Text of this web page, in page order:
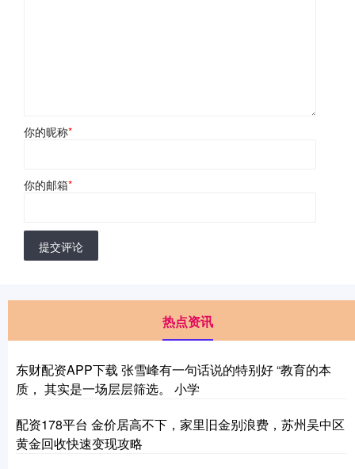
你的昵称*
你的邮箱*
提交评论
热点资讯
东财配资APP下载 张雪峰有一句话说的特别好 “教育的本
质， 其实是一场层层筛选。 小学
配资178平台 金价居高不下，家里旧金别浪费，苏州吴中区
黄金回收快速变现攻略